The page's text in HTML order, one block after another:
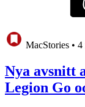
MacStories • 4
Nya avsnitt
Legion Go